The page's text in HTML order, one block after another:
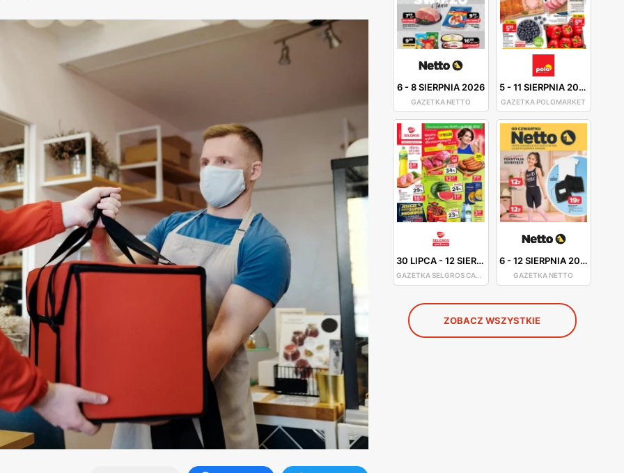
6-8 SIERPNIA 2026
GAZETKA NETTO
5-11 SIERPNIA 2026
GAZETKA POLOMARKET
30 LIPCA-12 SIERPNIA 2026
GAZETKA SELGROS CASH&CARRY
6-12 SIERPNIA 2026
GAZETKA NETTO
ZOBACZ WSZYSTKIE